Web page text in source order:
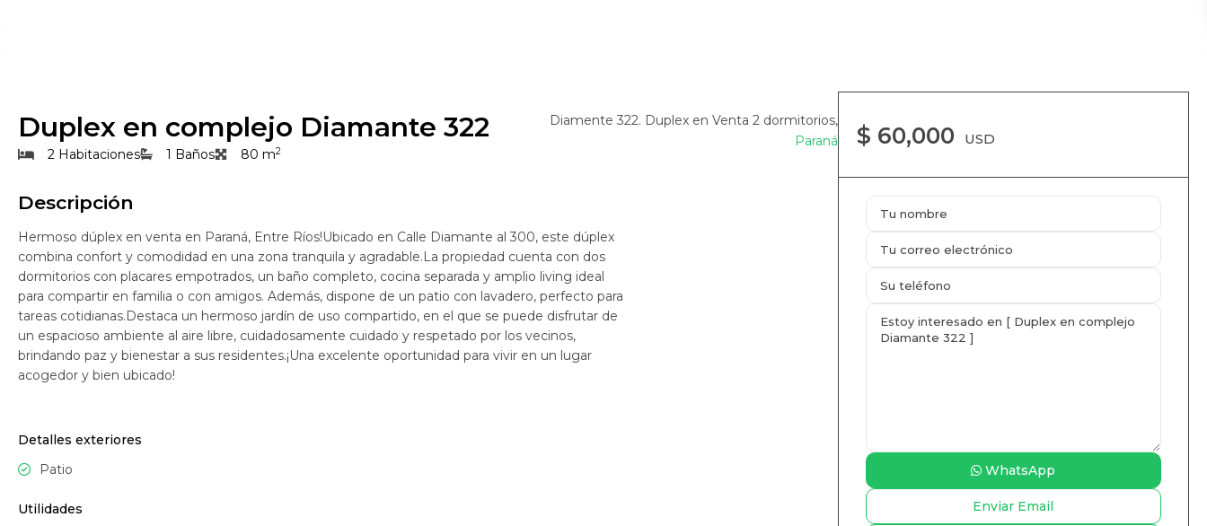
Duplex en complejo Diamante 322
2 Habitaciones 1 Baños 80 m2
Diamente 322. Duplex en Venta 2 dormitorios,
Paraná
Descripción
Hermoso dúplex en venta en Paraná, Entre Ríos!Ubicado en Calle Diamante al 300, este dúplex
combina confort y comodidad en una zona tranquila y agradable.La propiedad cuenta con dos
dormitorios con placares empotrados, un baño completo, cocina separada y amplio living ideal
para compartir en familia o con amigos. Además, dispone de un patio con lavadero, perfecto para
tareas cotidianas.Destaca un hermoso jardín de uso compartido, en el que se puede disfrutar de
un espacioso ambiente al aire libre, cuidadosamente cuidado y respetado por los vecinos,
brindando paz y bienestar a sus residentes.¡Una excelente oportunidad para vivir en un lugar
acogedor y bien ubicado!
Detalles exteriores
Patio
Utilidades
$ 60,000 USD
WhatsApp